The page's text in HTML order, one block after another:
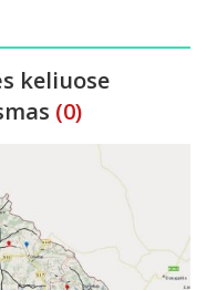
serijos. Didžiausia
keliuose
(0)